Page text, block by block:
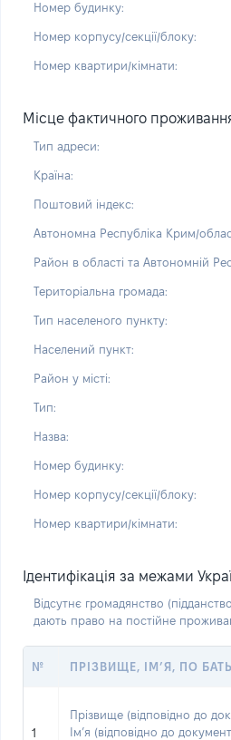
Номер будинку:
Номер корпусу/секції/блоку:
Номер квартири/кімнати:
Місце фактичного
Тип адреси:
Країна:
Поштовий індекс:
Автономна Республіка Крим/
Район в області та Автономній
Територіальна громада:
Тип населеного пункту:
Населений пункт:
Район у місті:
Тип:
Назва:
Номер будинку:
Номер корпусу/секції/блоку:
Номер квартири/кімнати:
Ідентифікація за межами
Відсутнє громадянство
дають право на постійне
№ ПРІЗВИЩЕ, ІМ’Я, ПО
1
Прізвище (відповідно до
Ім’я (відповідно до